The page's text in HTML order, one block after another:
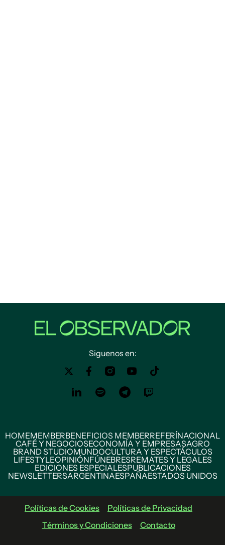
Siguenos en:
HOMEMEMBERBENEFICIOS MEMBERREFERÍNACIONAL
CAFÉ Y NEGOCIOSECONOMÍA Y EMPRESASAGRO
BRAND STUDIOMUNDOCULTURA Y ESPECTÁCULOS
LIFESTYLEOPINIÓNFÚNEBRESREMATES Y LEGALES
EDICIONES ESPECIALESPUBLICACIONES
NEWSLETTERSARGENTINAESPAÑAESTADOS UNIDOS
Políticas de Cookies
Políticas de Privacidad
Términos y Condiciones
Contacto